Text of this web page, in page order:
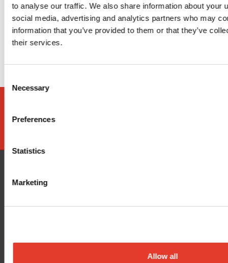
to analyse our traffic. We also share information about your
social media, advertising and analytics partners who may
information that you’ve provided to them or that they’ve
their services.
Selection
Necessary
Preferences
Statistics
Marketing
Allow all
Puntas Finas (100 uds.)
9,00 € 2,30 €
- +
Pago seguro
Devolver Productos